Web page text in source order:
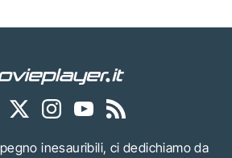
inesauribili, ci dedichiamo da